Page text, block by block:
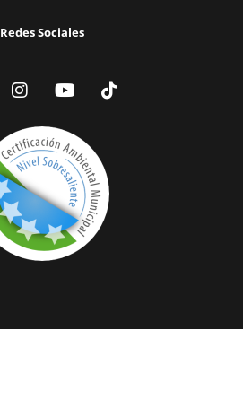
Redes Sociales